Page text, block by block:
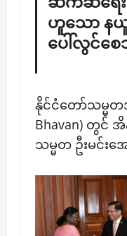
ဟူသော န
ပေါ်လွင်စ
နိုင်ငံတော်သမ္မတ
Bhavan) တွင်
သမ္မတ ဦးမင်း